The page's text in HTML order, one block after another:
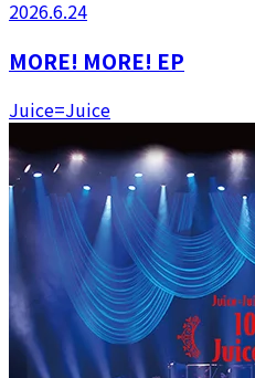
2026.6.24
MORE! MORE! EP
Juice=Juice